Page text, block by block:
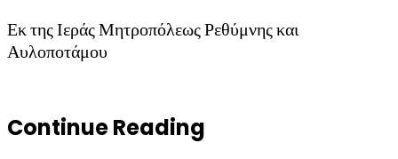
Εκ της Ιεράς Μητροπόλεως Ρεθύμνης και
Αυλοποτάμου
Continue Reading